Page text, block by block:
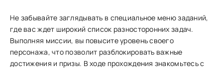
Не забывайте заглядывать в специальное меню заданий,
где вас ждет широкий список разносторонних задач.
Выполняя миссии, вы повысите уровень своего
персонажа, что позволит разблокировать важные
достижения и призы. В ходе прохождения знакомьтесь с